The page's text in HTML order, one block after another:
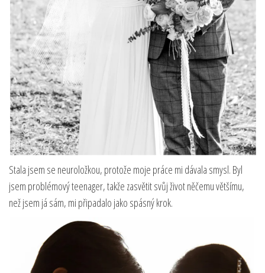
Stala jsem se neuroložkou, protože moje práce mi dávala smysl. Byl
jsem problémový teenager, takže zasvětit svůj život něčemu většímu,
než jsem já sám, mi připadalo jako spásný krok.